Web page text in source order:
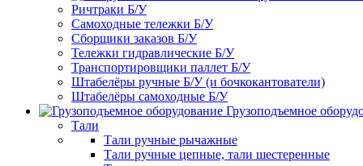
Ричтраки Б/У
Самоходные тележки Б/У
Сборщики заказов Б/У
Тележки гидравлические Б/У
Транспортировщики паллет Б/У
Штабелёры ручные Б/У (и бочкокантователи)
Штабелёры самоходные Б/У
Грузоподъемное
Тали
Тали ручные рычажные
Тали ручные цепные, тали шестеренные